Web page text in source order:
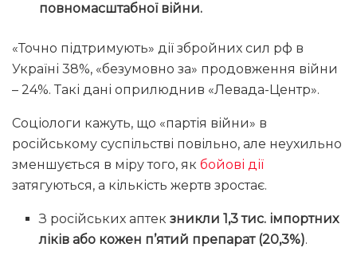
повномасштабної війни.
«Точно підтримують» дії збройних сил рф в
Україні 38%, «безумовно за» продовження війни
– 24%. Такі дані оприлюднив «Левада-Центр».
Соціологи кажуть, що «партія війни» в
російському суспільстві повільно, але неухильно
зменшується в міру того, як бойові дії
затягуються, а кількість жертв зростає.
З російських аптекзникли 1,3 тис. імпортних
ліків або кожен п’ятий препарат (20,3%).